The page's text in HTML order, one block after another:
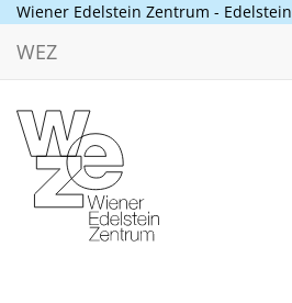
Wiener Edelstein Zentrum -
WEZ